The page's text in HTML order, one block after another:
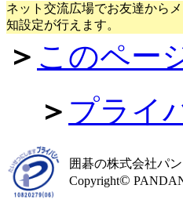
ネット交流広場でお友達から
知設定が行えます。
＞ このペー
＞ プライ
囲碁の株式会社パ
Copyright©